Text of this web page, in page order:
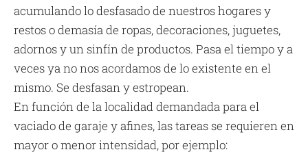
acumulando lo desfasado de nuestros hogares y
restos o demasía de ropas, decoraciones, juguetes,
adornos y un sinfín de productos. Pasa el tiempo y a
veces ya no nos acordamos de lo existente en el
mismo. Se desfasan y estropean.
En función de la localidad demandada para el
vaciado de garaje y afines, las tareas se requieren en
mayor o menor intensidad, por ejemplo: